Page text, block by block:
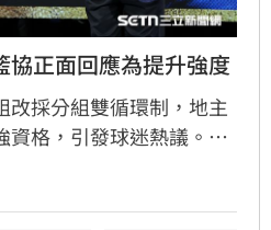
協正面回應為提升強度
改採分組雙循環制，地主
資格，引發球迷熱議。籃
應，強調賽制調整旨在